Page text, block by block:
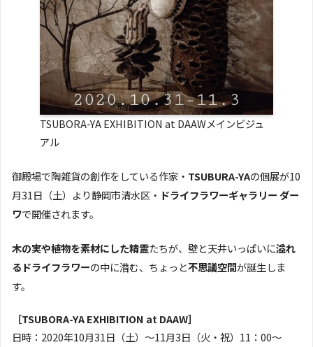
TSUBORA-YA EXHIBITION at DAAWメインビジュ
アル
御殿場で陶雑貨の創作をしている作家・ TSUBURA-YAの個展が10
月31日（土）より静岡市清水区・ ドライフラワーギャラリー ダー
ワで開催されます。
木の実や植物を素材にした精霊たちが、壁と天井いっぱいに溢れ
るドライフラワーの中に潜む、ちょっと不思議空間が誕生しま
す。
［TSUBORA-YA EXHIBITION at DAAW］
日時：2020年10月31日（土）〜11月3日（火・祝）11：00〜